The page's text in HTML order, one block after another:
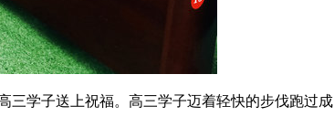
三学子送上祝福。高三学子迈着轻快的步伐跑过成